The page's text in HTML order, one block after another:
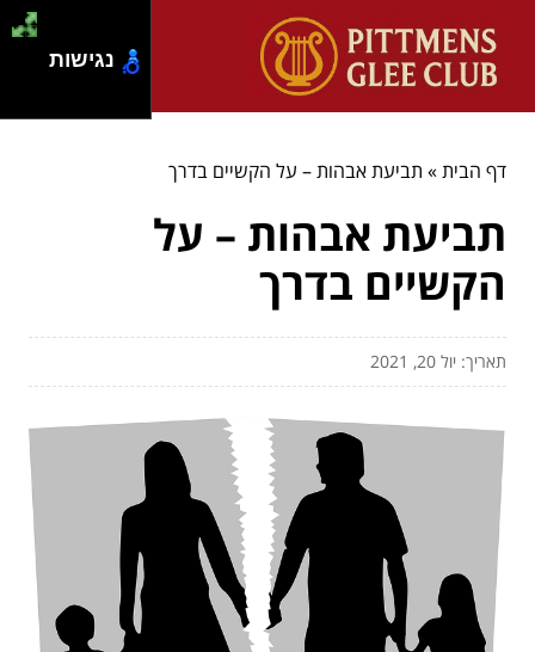
דף הבית» תביעת אבהות – על הקשיים בדרך
תביעת אבהות – על
הקשיים בדרך
תאריך: יול 20, 2021
נגישות